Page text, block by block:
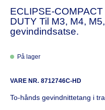
ECLIPSE-
DUTY Til M3, M4,
gevindindsatse.
På lager
VARE NR. 8712746C-HD
To-hånds gevindnittetang i